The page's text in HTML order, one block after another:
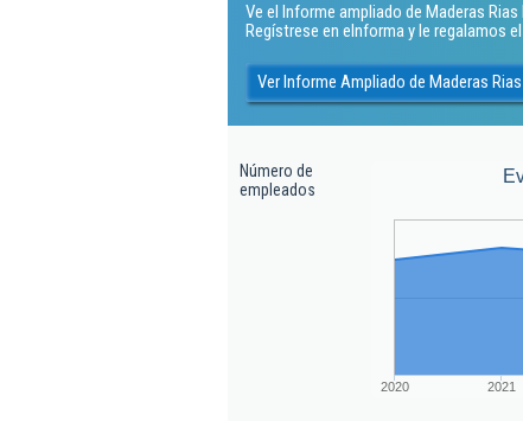
Ve el Informe ampliado de Maderas Rias
Regístrese en eInforma y le regalamos
Ver Informe Ampliado de Maderas
Número de
empleados
2020 2021